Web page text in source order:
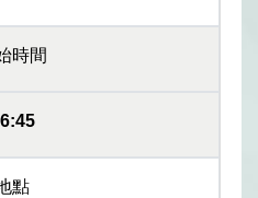
時間
點